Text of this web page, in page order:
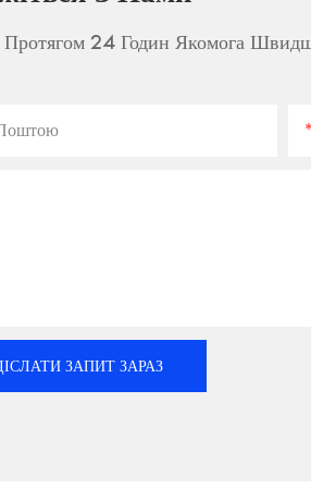
Протягом 24 Годин Якомога
ЗАПИТ ЗАРАЗ